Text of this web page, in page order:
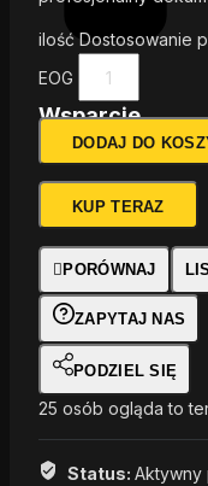
Wsparcie
ekspertów
ilość Dostosowanie
EOG
DODAJ DO
KUP TERAZ
PORÓWNAJ
ZAPYTAJ NAS
PODZIEL SIĘ
25 osób ogląda to
Status: Aktywny